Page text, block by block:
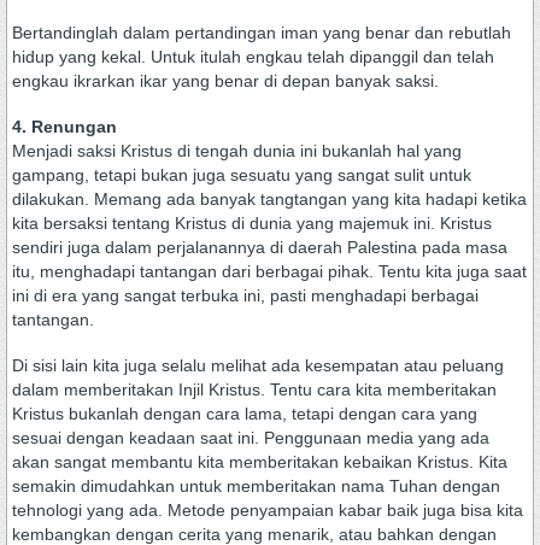
Bertandinglah dalam pertandingan iman yang benar dan rebutlah
hidup yang kekal. Untuk itulah engkau telah dipanggil dan telah
engkau ikrarkan ikar yang benar di depan banyak saksi.
4. Renungan
Menjadi saksi Kristus di tengah dunia ini bukanlah hal yang
gampang, tetapi bukan juga sesuatu yang sangat sulit untuk
dilakukan. Memang ada banyak tangtangan yang kita hadapi ketika
kita bersaksi tentang Kristus di dunia yang majemuk ini. Kristus
sendiri juga dalam perjalanannya di daerah Palestina pada masa
itu, menghadapi tantangan dari berbagai pihak. Tentu kita juga saat
ini di era yang sangat terbuka ini, pasti menghadapi berbagai
tantangan.
Di sisi lain kita juga selalu melihat ada kesempatan atau peluang
dalam memberitakan Injil Kristus. Tentu cara kita memberitakan
Kristus bukanlah dengan cara lama, tetapi dengan cara yang
sesuai dengan keadaan saat ini. Penggunaan media yang ada
akan sangat membantu kita memberitakan kebaikan Kristus. Kita
semakin dimudahkan untuk memberitakan nama Tuhan dengan
tehnologi yang ada. Metode penyampaian kabar baik juga bisa kita
kembangkan dengan cerita yang menarik, atau bahkan dengan